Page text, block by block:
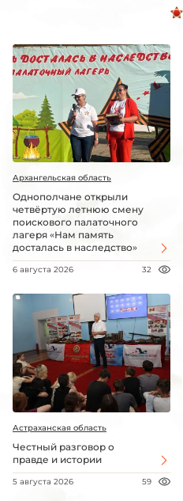
Архангельская область
Однополчане открыли
четвёртую летнюю смену
поискового палаточного
лагеря «Нам память
досталась в наследство»
6 августа 2026 32
Астраханская область
Честный разговор о
правде и истории
5 августа 2026 59